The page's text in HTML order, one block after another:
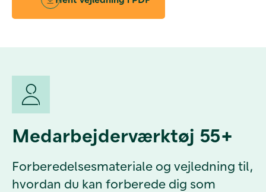
Medarbejderværktøj 55+
Forberedelsesmateriale og vejledning til,
hvordan du kan forberede dig som